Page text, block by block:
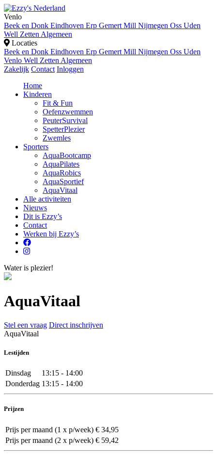
Venlo
Beek en Donk Eindhoven Erp Gemert Mill Nijmegen Oss Uden
Well Zetten Algemeen
Locaties
Beek en Donk Eindhoven Erp Gemert Mill Nijmegen Oss Uden
Venlo Well Zetten Algemeen
Zakelijk Contact Inloggen
Home
Kinderen
Fit & Fun
Oefenzwemmen
PeuterSurvival
SpetterPlezier
Zwemles
Sporters
AquaBootcamp
AquaPilates
AquaRobics
AquaSportief
AquaVitaal
Alle activiteiten
Nieuws
Dit is Ezzy’s
Contact
Werken bij Ezzy’s
Water is plezier!
AquaVitaal
Stel een vraag Direct inschrijven
AquaVitaal
Lestijden
Dinsdag
13:15 - 14:00
Donderdag 13:15 - 14:00
Prijzen
Prijs per maand (1 x p/week) € 34,95
Prijs per maand (2 x p/week) € 59,42